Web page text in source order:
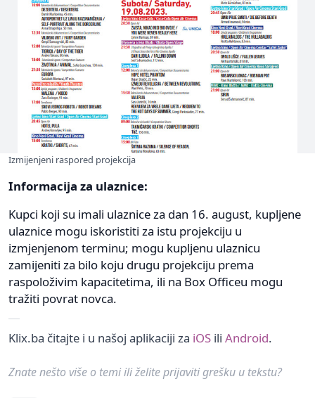
Izmijenjeni raspored projekcija
Informacija za ulaznice:
Kupci koji su imali ulaznice za dan 16. august, kupljene
ulaznice mogu iskoristiti za istu projekciju u
izmjenjenom terminu; mogu kupljenu ulaznicu
zamijeniti za bilo koju drugu projekciju prema
raspoloživim kapacitetima, ili na Box Officeu mogu
tražiti povrat novca.
Klix.ba čitajte i u našoj aplikaciji za iOS ili Android.
Znate nešto više o temi ili želite prijaviti grešku u tekstu?